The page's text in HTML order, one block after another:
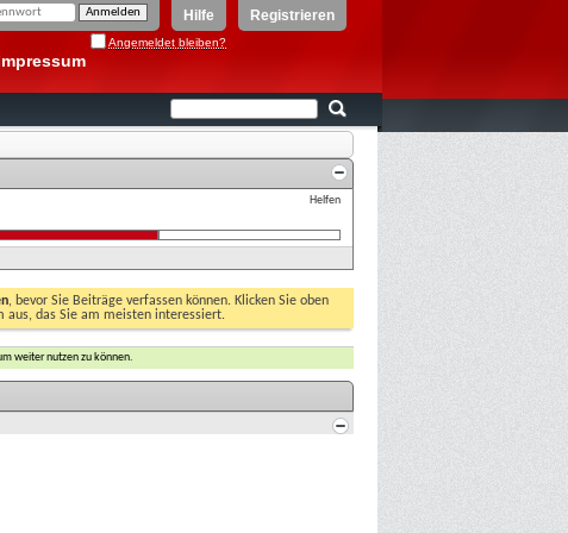
Registrieren
Hilfe
Angemeldet bleiben?
Helfen
, bevor Sie Beiträge verfassen können. Klicken Sie oben
aus, das Sie am meisten interessiert.
weiter nutzen zu können.